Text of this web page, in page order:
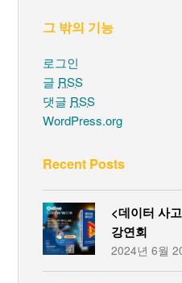
그 밖의 기능
로그인
글 RSS
댓글 RSS
WordPress.org
Recent Posts
<데이터 사
강연회
2024년 6월